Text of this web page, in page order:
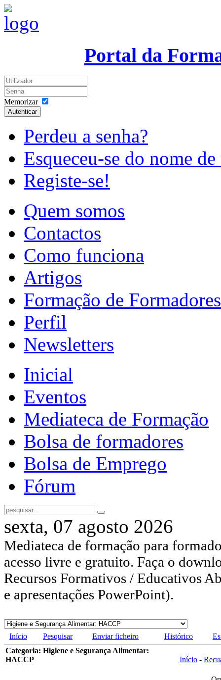
Portal da
Memorizar
Autenticar
Perdeu a senha?
Esqueceu-se do nome
Registe-se!
Quem somos
Contactos
Como funciona
Artigos
Formação de Formadores
Perfil
Newsletters
Inicial
Eventos
Mediateca de Formação
Bolsa de formadores
Bolsa de Emprego
Fórum
sexta, 07 agosto 2026
Mediateca de formação para
acesso livre e gratuito. Faça o
Recursos Formativos / Educativos
e apresentações PowerPoint).
Início Pesquisar Enviar ficheiro Histórico
Categoria: Higiene e Segurança Alimentar:
HACCP
Início -